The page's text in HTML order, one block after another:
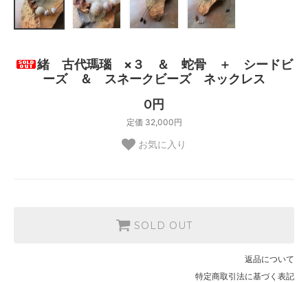
緒 古代瑪瑙 ×３ ＆ 蛇骨 ＋ シードビ
ーズ ＆ スネークビーズ ネックレス
0円
定価 32,000円
お気に入り
SOLD OUT
返品について
特定商取引法に基づく表記